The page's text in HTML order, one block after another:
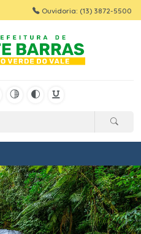
Ouvidoria: (13) 3872-5500